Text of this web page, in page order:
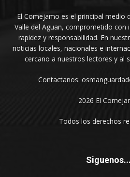
El Comejamo es el principal medio
Valle del Aguan, comprometido con
rapidez y responsabilidad. En
noticias locales, nacionales e
cercano a nuestros lectores y al
Contactanos:
2026 El
Todos los derechos
Siguenos...